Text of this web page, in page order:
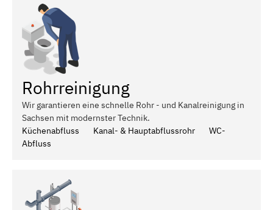
Rohrreinigung
Wir garantieren eine schnelle Rohr - und Kanalreinigung in
Sachsen mit modernster Technik.
Küchenabfluss
Kanal- & Hauptabflussrohr
WC-
Abfluss